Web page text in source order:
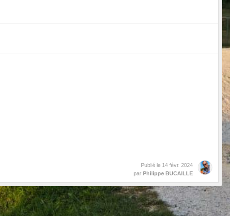
Publié le 14 févr. 2024
par Philippe BUCAILLE